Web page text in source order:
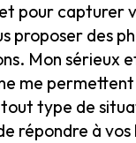
pour capturer
proposer des
Mon sérieux
me
type de
répondre à vos